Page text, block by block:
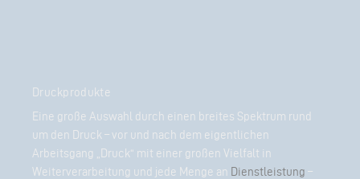
Druckprodukte
Eine große Auswahl durch einen breites Spektrum rund
um den Druck – vor und nach dem eigentlichen
Arbeitsgang „Druck“ mit einer großen Vielfalt in
Weiterverarbeitung und jede Menge an Dienstleistung –